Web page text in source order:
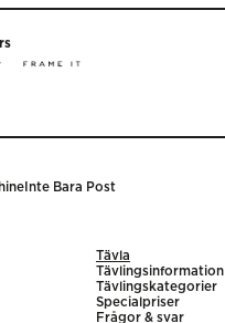
Inte Bara Post
Tävla
Tävlingsinformation
Tävlingskategorier
Specialpriser
Frågor & svar